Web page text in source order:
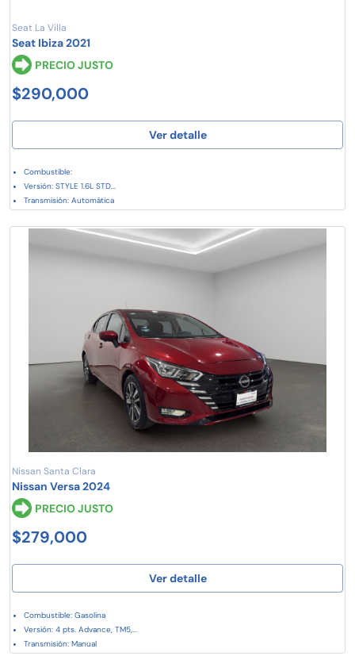
Seat La Villa
Seat Ibiza 2021
PRECIO JUSTO
$290,000
Ver detalle
Combustible:
Versión: STYLE 1.6L STD...
Transmisión: Automática
Nissan Santa Clara
Nissan Versa 2024
PRECIO JUSTO
$279,000
Ver detalle
Combustible: Gasolina
Versión: 4 pts. Advance, TM5,...
Transmisión: Manual